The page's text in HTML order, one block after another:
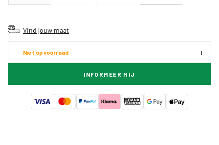
Vind jouw maat
Niet op voorraad
INFORMEER MIJ